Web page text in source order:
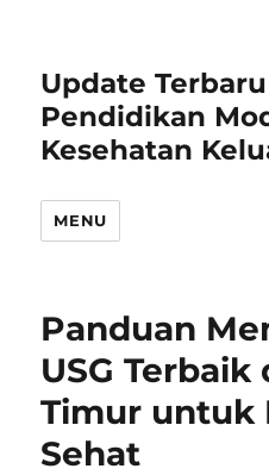
Update
Pendidikan
Kesehatan
MENU
Panduan
USG
Timur untuk
Sehat